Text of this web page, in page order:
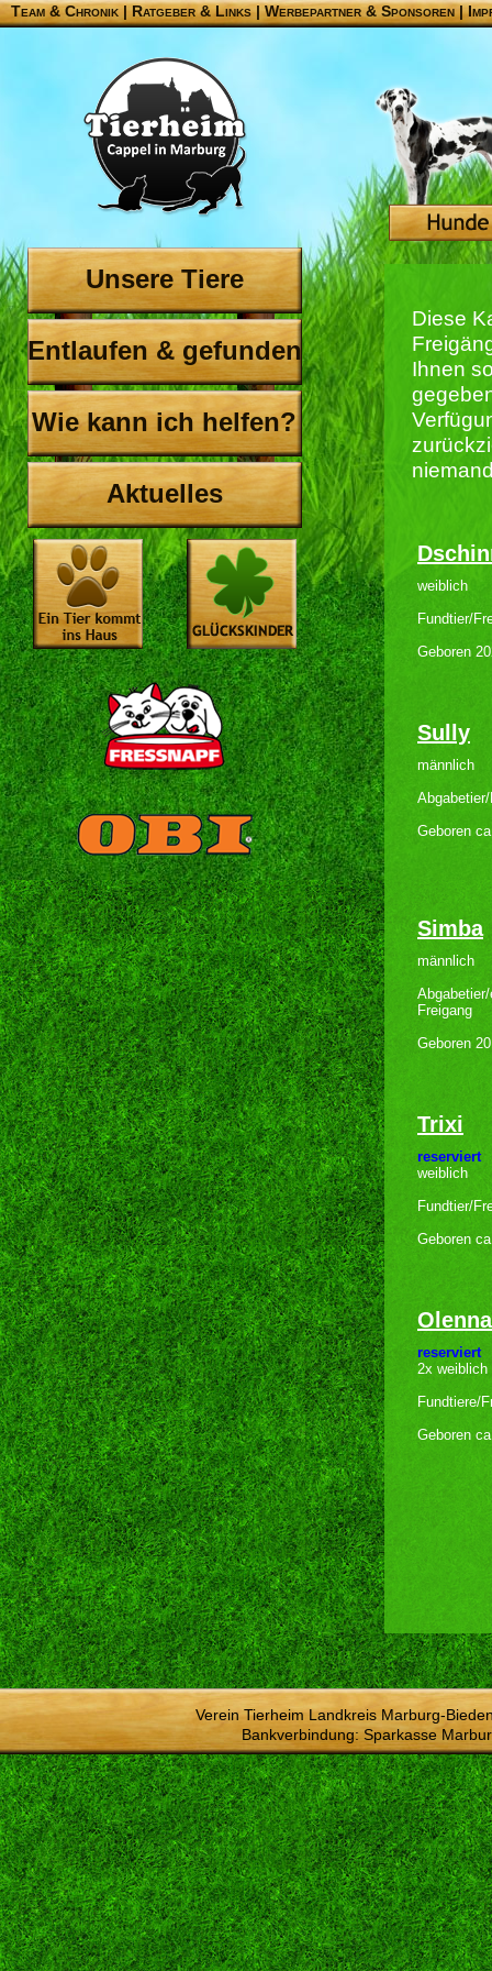
Team & Chronik |Ratgeber & Links|Werbepartner & Sponsoren|
Unsere Tiere
Entlaufen & gefunden
Wie kann ich helfen?
Aktuelles
Diese
Ihnen
weiblich
Fundtier/
Geboren
Sully
männlich
Geboren
Simba
männlich
Freigang
Geboren
Trixi
reserviert
weiblich
Fundtier/
Geboren
reserviert
2x weiblich
Fundtiere/
Geboren
Verein Tierheim Landkreis Marburg-
Bankverbindung: Sparkasse